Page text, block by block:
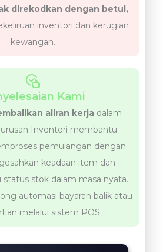
direkodkan dengan betul,
inventori dan kerugian
kewangan.
Kami
aliran kerjadalam
Inventori membantu
pemulangan dengan
keadaan item dan
stok dalam masa nyata.
automasi bayaran balik atau
melalui sistem POS.